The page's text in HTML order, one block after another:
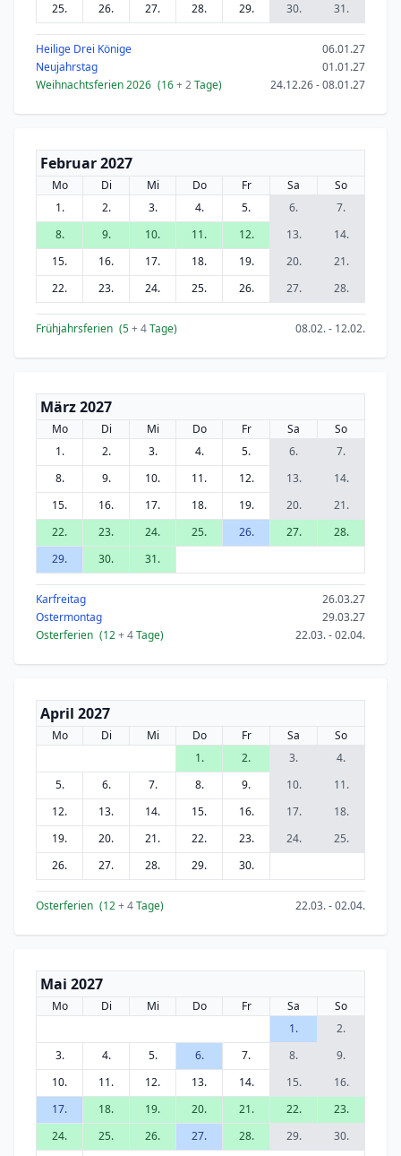
25.
26. 27. 28. 29. 30. 31.
Heilige Drei Könige
06.01.27
Neujahrstag
01.01.27
Weihnachtsferien 2026 (16+ 2Tage) 24.12.26 - 08.01.27
Februar 2027
Mo Di Mi Do Fr Sa
So
1.
2. 3. 4. 5. 6.
7.
8.
9. 10. 11. 12. 13.
14.
15.
16. 17. 18. 19. 20.
21.
22.
23. 24. 25. 26. 27. 28.
Frühjahrsferien (5+ 4Tage) 08.02. - 12.02.
März 2027
Mo Di Mi Do Fr Sa
So
1.
2. 3. 4. 5. 6.
7.
8.
9. 10. 11. 12. 13.
14.
15.
16. 17. 18. 19. 20.
21.
22.
23. 24. 25. 26. 27.
28.
29.
30. 31.
Karfreitag
26.03.27
Ostermontag
29.03.27
Osterferien (12+ 4Tage) 22.03. - 02.04.
April 2027
Mo Di Mi Do Fr Sa
So
1.
2. 3.
4.
5.
6. 7. 8. 9. 10.
11.
12.
13. 14. 15. 16. 17.
18.
19.
20. 21. 22. 23. 24.
25.
26.
27. 28. 29. 30.
Osterferien (12+ 4Tage) 22.03. - 02.04.
Mai 2027
Mo Di Mi Do Fr Sa
So
1.
2.
3.
4. 5. 6. 7. 8.
9.
10.
11. 12. 13. 14. 15.
16.
17.
18. 19. 20. 21. 22.
23.
24.
25. 26. 27. 28. 29.
30.